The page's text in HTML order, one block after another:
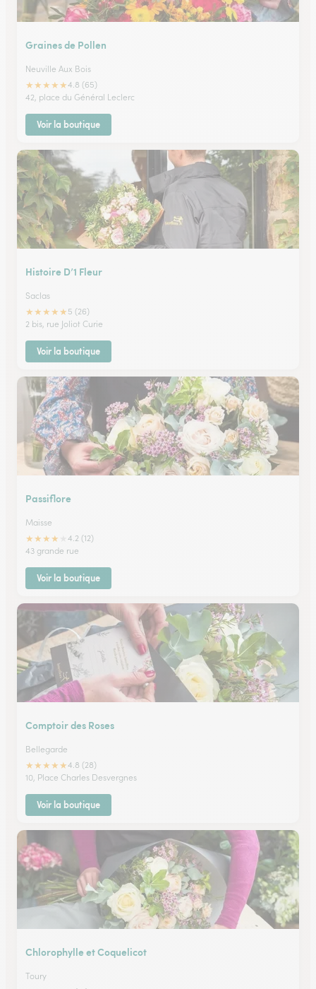
Graines de Pollen
Neuville Aux Bois
★★★★★4.8 (65)
42, place du Général Leclerc
Voir la boutique
Histoire D’1 Fleur
Saclas
★★★★★ 5 (26)
2 bis, rue Joliot Curie
Voir la boutique
Passiflore
Maisse
★★★★
4.2 (12)
43 grande rue
Voir la boutique
Comptoir des Roses
Bellegarde
★★★★★4.8 (28)
10, Place Charles Desvergnes
Voir la boutique
Chlorophylle et Coquelicot
Toury